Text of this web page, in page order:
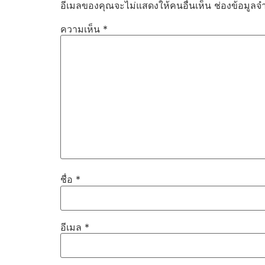
อีเมลของคุณจะไม่แสดงให้คนอื่นเห็น ช่องข้อมูลจ
ความเห็น *
ชื่อ *
อีเมล *